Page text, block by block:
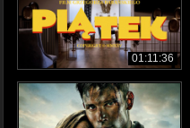
01:11:36